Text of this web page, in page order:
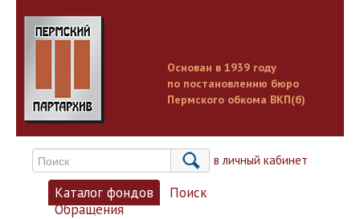
Основан в 1939 году
по постановлению бюро
Пермского обкома ВКП(б)
Вход в личный кабинет
Каталог фондов
Поиск
Обращения